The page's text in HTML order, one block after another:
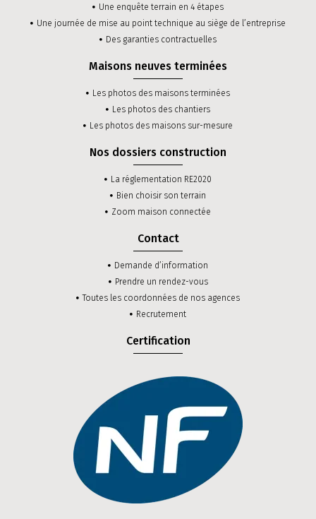
Une enquête terrain en 4 étapes
Une journée de mise au point technique au siège de l’entreprise
Des garanties contractuelles
Maisons neuves terminées
Les photos des maisons terminées
Les photos des chantiers
Les photos des maisons sur-mesure
Nos dossiers construction
La réglementation RE2020
Bien choisir son terrain
Zoom maison connectée
Contact
Demande d’information
Prendre un rendez-vous
Toutes les coordonnées de nos agences
Recrutement
Certification